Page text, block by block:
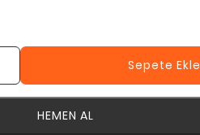
Sepete Ekle
HEMEN AL